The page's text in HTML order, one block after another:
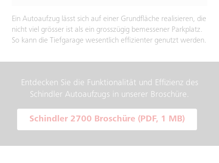
Ein Autoaufzug lässt sich auf einer Grundfläche realisieren, die
nicht viel grösser ist als ein grosszügig bemessener Parkplatz.
So kann die Tiefgarage wesentlich effizienter genutzt werden.
Entdecken Sie die Funktionalität und Effizienz des
Schindler Autoaufzugs in unserer Broschüre.
Schindler 2700 Broschüre (PDF, 1 MB)